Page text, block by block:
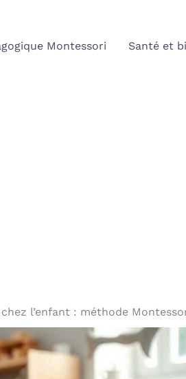
Montessori Santé et
l’enfant : méthode